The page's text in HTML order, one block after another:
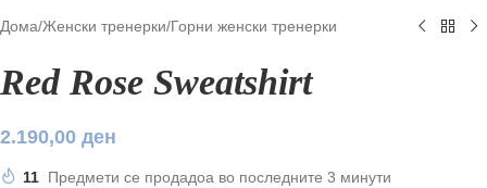
Дома/Женски тренерки/Горни женски тренерки
Red Rose Sweatshirt
2.190,00 ден
11 Предмети се продадоа во последните 3 минути